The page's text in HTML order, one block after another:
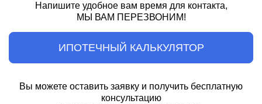
Напишите удобное вам время для контакта,
МЫ ВАМ ПЕРЕЗВОНИМ!
ИПОТЕЧНЫЙ КАЛЬКУЛЯТОР
Вы можете оставить заявку и получить бесплатную
консультацию